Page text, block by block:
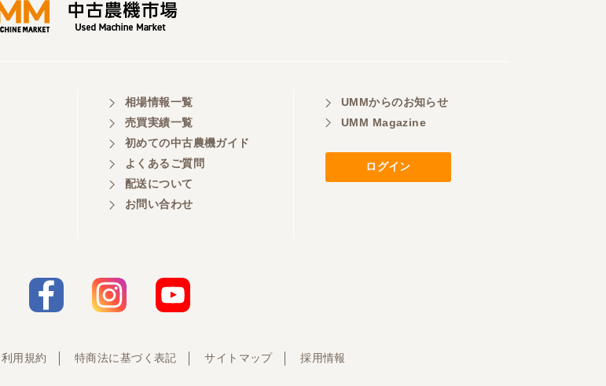
相場情報一覧
売買実績一覧
初めての中古農機ガイド
よくあるご質問
配送について
お問い合わせ
UMMからのお知らせ
UMM Magazine
ログイン
利用規約 特商法に基づく表記 サイトマップ 採用情報